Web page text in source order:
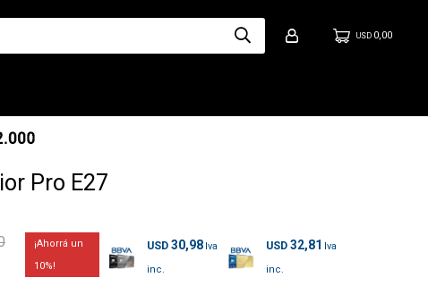
USD 0,00
Pro E27
10
USD 30,98 USD 32,81